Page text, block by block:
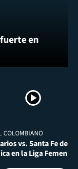
en
COLOMBIANO
vs. Santa Fe
en la Liga Femenina